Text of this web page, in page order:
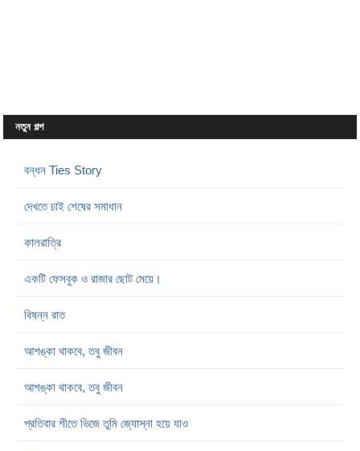
নতুন গল্প
বন্ধন Ties Story
দেখতে চাই শেষের সমাধান
কালরাত্রি
একটি ফেসবুক ও রাজার ছোট মেয়ে।
বিষন্ন রাত
আশঙ্কা থাকবে, তবু জীবন
আশঙ্কা থাকবে, তবু জীবন
প্রতিবার শীতে ভিজে তুমি জ্যোস্না হয়ে যাও